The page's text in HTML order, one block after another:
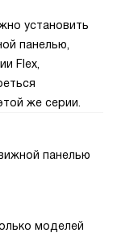
установить
панелью,
Flex,
же серии.
панелью
моделей